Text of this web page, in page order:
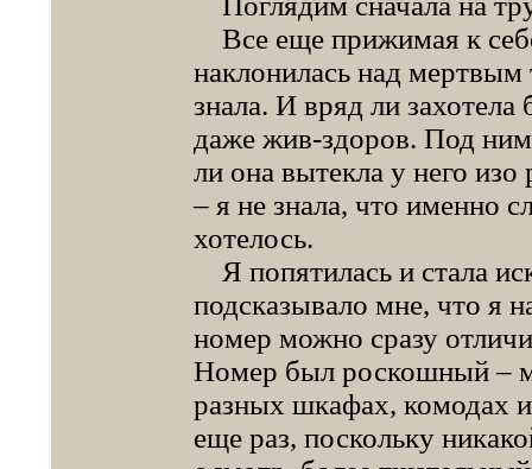
Все еще прижимая к
наклонилась над
знала. И вряд ли
даже жив-здоров. Под
ли она вытекла у него изо
– я не знала, что именно
хотелось.
Я попятилась и стала
подсказывало мне, что я
номер можно сразу
Номер был роскошный –
разных шкафах, комодах
еще раз, поскольку